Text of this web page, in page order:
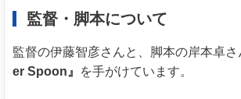
監督・脚本について
監督の伊藤智彦さんと、脚本の岸本卓さ
er Spoon』
を手がけています。